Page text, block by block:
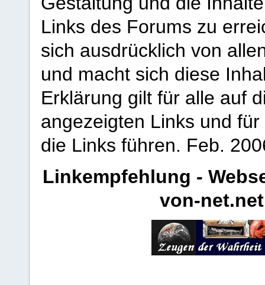
Links des Forums zu
sich ausdrücklich von
und macht sich diese
Erklärung gilt für alle auf
angezeigten Links und
die Links führen. Feb.
Linkempfehlung -
von-net.net